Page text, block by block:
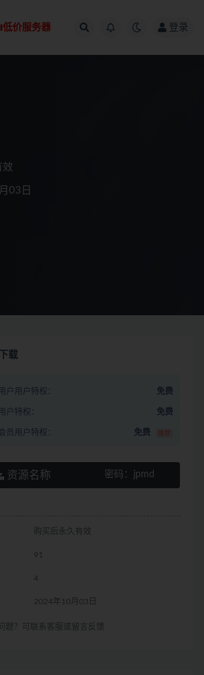
低价服务器 登录
效
03日
载
户用户特权： 免费
户特权： 免费
员用户特权： 免费 推荐
资源名称 密码： jpmd
购买后永久有效
91
4
2024年10月03日
题？可联系客服或留言反馈